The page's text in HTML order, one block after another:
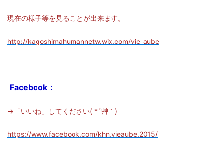
現在の様子等を見ることが出来ます。
http://kagoshimahumannetw.wix.com/vie-aube
Facebook：
→「いいね」してください( *´艸｀)
https://www.facebook.com/khn.vieaube.2015/